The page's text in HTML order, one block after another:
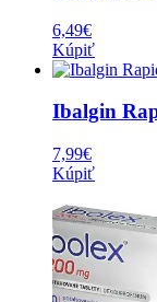
6,49€
Kúpiť
Ibalgin
7,99€
Kúpiť